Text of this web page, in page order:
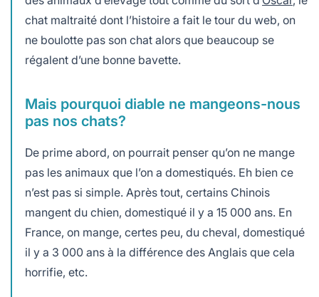
chat maltraité dont l’histoire a fait le tour du web, on
ne boulotte pas son chat alors que beaucoup se
régalent d’une bonne bavette.
Mais pourquoi diable ne mangeons-nous
pas nos chats?
De prime abord, on pourrait penser qu’on ne mange
pas les animaux que l’on a domestiqués. Eh bien ce
n’est pas si simple. Après tout, certains Chinois
mangent du chien, domestiqué il y a 15 000 ans. En
France, on mange, certes peu, du cheval, domestiqué
il y a 3 000 ans à la différence des Anglais que cela
horrifie, etc.